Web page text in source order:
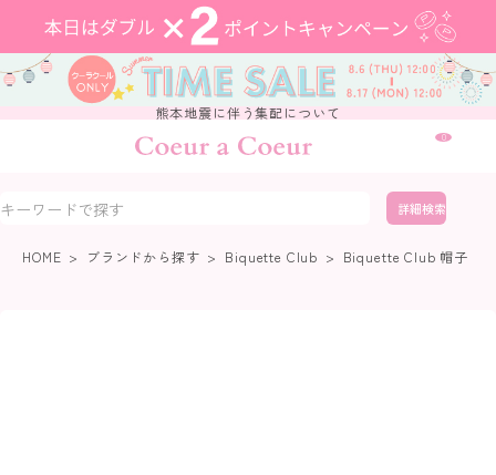
熊本地震に伴う集配について
0
詳細検索
HOME ブランドから探す Biquette Club Biquette Club 帽子